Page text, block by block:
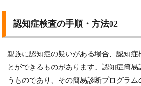
認知症検査の手順・方法02
親族に認知症の疑いがある場合、認知症
とができるものがあります。認知症簡易
うものであり、その簡易診断プログラ